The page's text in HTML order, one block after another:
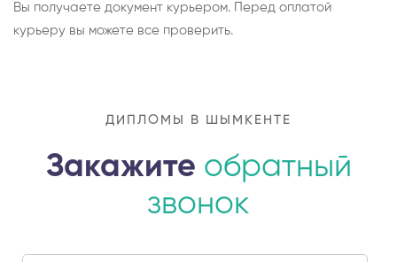
Вы получаете документ курьером. Перед оплатой
курьеру вы можете все проверить.
ДИПЛОМЫ В ШЫМКЕНТЕ
Закажите обратный
звонок